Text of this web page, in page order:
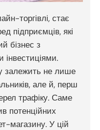
торгівлі, стає
підприємців, які
бізнес з
інвестиціями.
залежить не лише
але й, перш
трафіку. Саме
потенційних
магазину. У цій